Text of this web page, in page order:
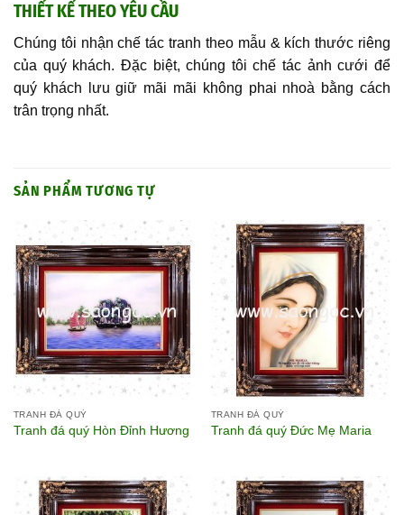
THIẾT KẾ THEO YÊU CẦU
Chúng tôi nhận chế tác tranh theo mẫu & kích thước riêng
của quý khách. Đặc biệt, chúng tôi chế tác ảnh cưới để
quý khách lưu giữ mãi mãi không phai nhoà bằng cách
trân trọng nhất.
SẢN PHẨM TƯƠNG TỰ
TRANH ĐÁ QUÝ
Tranh đá quý Hòn Đỉnh Hương
TRANH ĐÁ QUÝ
Tranh đá quý Đức Mẹ Maria